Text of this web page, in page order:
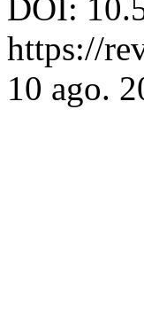
DOI:
https://
10 ago.